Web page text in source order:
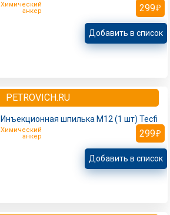
Химический
анкер
299
Добавить в список
PETROVICH.RU
Инъекционная шпилька M12 (1 шт) Tecfi
Химический
анкер
299
Добавить в список